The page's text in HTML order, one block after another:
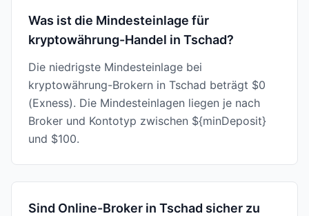
Was ist die Mindesteinlage für
kryptowährung-Handel in Tschad?
Die niedrigste Mindesteinlage bei
kryptowährung-Brokern in Tschad beträgt $0
(Exness). Die Mindesteinlagen liegen je nach
Broker und Kontotyp zwischen ${minDeposit}
und $100.
Sind Online-Broker in Tschad sicher zu